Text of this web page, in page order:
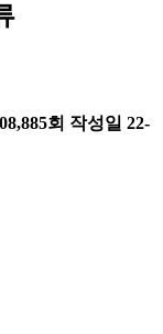
회 작성일 22-